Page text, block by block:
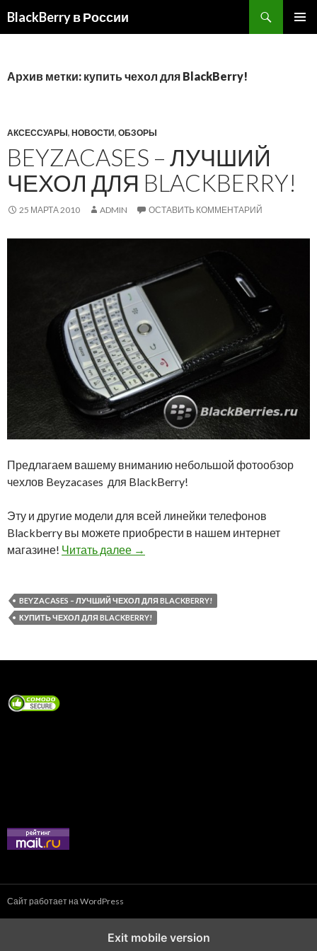
BlackBerry в России
Архив метки: купить чехол для BlackBerry!
АКСЕССУАРЫ, НОВОСТИ, ОБЗОРЫ
BEYZACASES – ЛУЧШИЙ
ЧЕХОЛ ДЛЯ BLACKBERRY!
25 МАРТА 2010 ADMIN ОСТАВИТЬ КОММЕНТАРИЙ
Предлагаем вашему вниманию небольшой фотообзор
чехлов Beyzacases для BlackBerry!
Эту и другие модели для всей линейки телефонов
Blackberry вы можете приобрести в нашем интернет
магазине! Читать далее Beyzacases – лучший чехол для
→
BEYZACASES – ЛУЧШИЙ ЧЕХОЛ ДЛЯ BLACKBERRY!
КУПИТЬ ЧЕХОЛ ДЛЯ BLACKBERRY!
Сайт работает на WordPress
Exit mobile version